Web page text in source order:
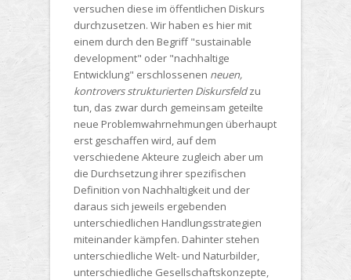
versuchen diese im öffentlichen Diskurs
durchzusetzen. Wir haben es hier mit
einem durch den Begriff "sustainable
development" oder "nachhaltige
Entwicklung" erschlossenen neuen,
kontrovers strukturierten Diskursfeldzu
tun, das zwar durch gemeinsam geteilte
neue Problemwahrnehmungen überhaupt
erst geschaffen wird, auf dem
verschiedene Akteure zugleich aber um
die Durchsetzung ihrer spezifischen
Definition von Nachhaltigkeit und der
daraus sich jeweils ergebenden
unterschiedlichen Handlungsstrategien
miteinander kämpfen. Dahinter stehen
unterschiedliche Welt- und Naturbilder,
unterschiedliche Gesellschaftskonzepte,